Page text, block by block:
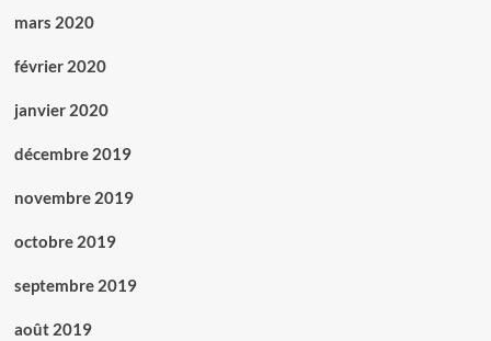
mars 2020
février 2020
janvier 2020
décembre 2019
novembre 2019
octobre 2019
septembre 2019
août 2019